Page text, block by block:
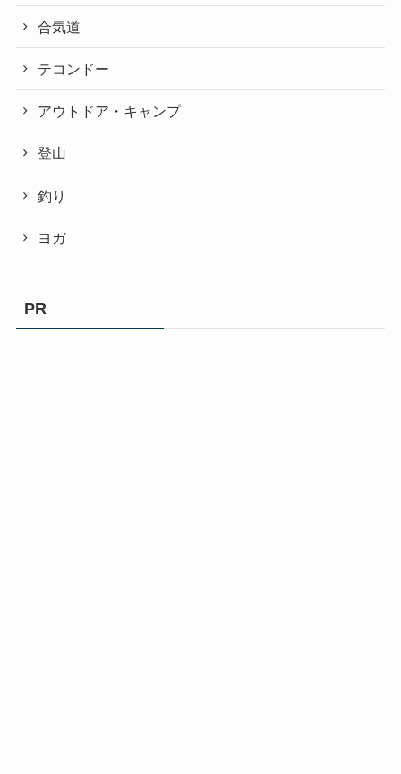
合気道
テコンドー
アウトドア・キャンプ
登山
釣り
ヨガ
PR